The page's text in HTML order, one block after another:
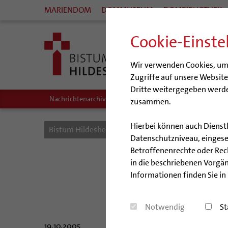
Cookie-
Wir verwenden Cookies,
Zugriffe auf unsere
Dritte weitergegeben
zusammen.
Hierbei können auch
Datenschutzniveau,
Betroffenenrechte oder
in die beschriebenen
Informationen finden Sie in
Notwendig
MARIENDOM DOMMUSEUM DOMBIBLIOTHEK
Nachrichtenarchiv Audio/Podcasts
Bistum Hildesheim Bistum Nachrichten
19.10.2005